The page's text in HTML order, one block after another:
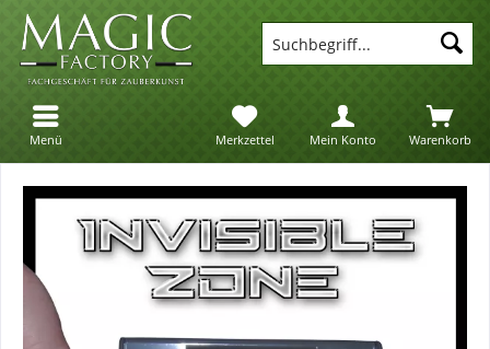
Menü Warenkorb
Merkzettel Mein Konto